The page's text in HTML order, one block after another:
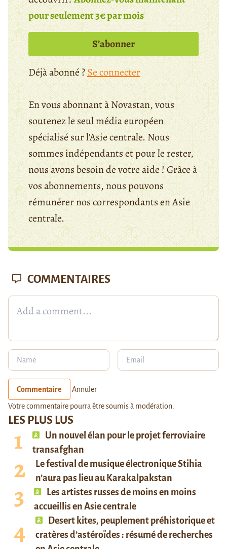
pour seulement 3€ par mois
S’abonner
Déjà abonné ?Se connecter
En vous abonnant à Novastan, vous
soutenez le seul média européen
spécialisé sur l'Asie centrale. Nous
sommes indépendants et pour le rester,
nous avons besoin de votre aide ! Grâce à
vos abonnements, nous pouvons
rémunérer nos correspondants en Asie
centrale.
LES PLUS LUS
Un nouvel élan pour le projet ferroviaire
transafghan
Le festival de musique électronique Stihia
n’aura pas lieu au Karakalpakstan
Les artistes russes de moins en moins
accueillis en Asie centrale
Desert kites, peuplement préhistorique et
cratères d’astéroïdes : résumé de recherches
COMMENTAIRES
Commentaire Annuler
Votre commentaire pourra être soumis à modération.